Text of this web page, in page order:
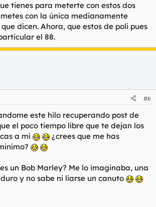
tienes para meterte con estos dos
con la única medianamente
dicen. Ahora, que estos de poli pues
el 88.
#6
este hilo recuperando post de
el poco tiempo libre que te dejan los
a mi
¿crees que me has
un Bob Marley? Me lo imaginaba, una
y no sabe ni liarse un canuto